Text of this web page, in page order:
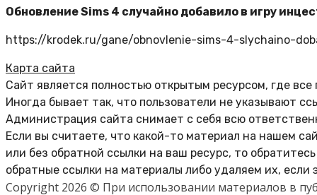
Обновление Sims 4 случайно добавило в игру
https://krodek.ru/gane/obnovlenie-sims-4-slychaino-
Карта сайта
Сайт является полностью открытым ресурсом, где
Иногда бывает так, что пользователи не указывают
Администрация сайта снимает с себя всю
Если вы считаете, что какой-то материал на нашем
или без обратной ссылки на ваш ресурс, то
обратные ссылки на материалы либо удаляем их, если
Copyright 2026 © При использовании материалов в